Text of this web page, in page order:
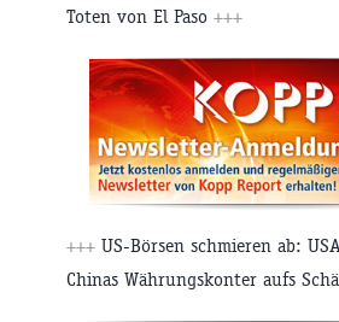
Toten von El Paso +++
+++ US-Börsen schmieren ab:
Chinas Währungskonter aufs